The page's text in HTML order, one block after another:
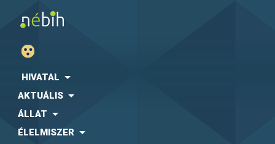
HIVATAL
AKTUÁLIS
ÁLLAT
ÉLELMISZER